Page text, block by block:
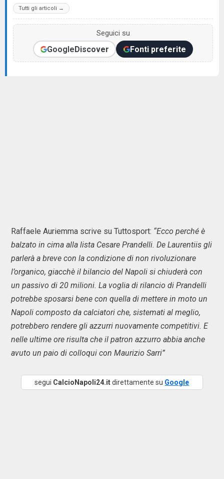
Tutti gli articoli →
Seguici su
GoogleDiscover Fonti preferite
Raffaele Auriemma scrive su Tuttosport: “Ecco perché è
balzato in cima alla lista Cesare Prandelli. De Laurentiis gli
parlerà a breve con la condizione di non rivoluzionare
l’organico, giacchè il bilancio del Napoli si chiuderà con
un passivo di 20 milioni. La voglia di rilancio di Prandelli
potrebbe sposarsi bene con quella di mettere in moto un
Napoli composto da calciatori che, sistemati al meglio,
potrebbero rendere gli azzurri nuovamente competitivi. E
nelle ultime ore risulta che il patron azzurro abbia anche
avuto un paio di colloqui con Maurizio Sarri”
segui CalcioNapoli24.itdirettamente su Google